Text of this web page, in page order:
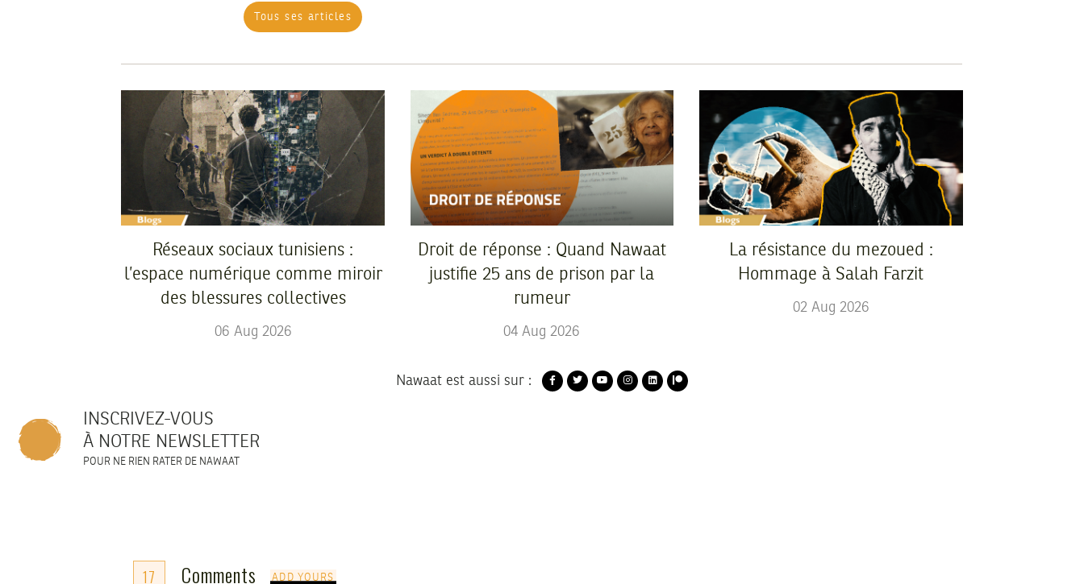
Tous ses articles
Réseaux sociaux tunisiens :
l’espace numérique comme miroir
des blessures collectives
06 Aug 2026
Droit de réponse : Quand Nawaat
justifie 25 ans de prison par la
rumeur
04 Aug 2026
La résistance du mezoued :
Hommage à Salah Farzit
02 Aug 2026
Nawaat est aussi sur :
INSCRIVEZ-VOUS
À NOTRE NEWSLETTER
POUR NE RIEN RATER DE NAWAAT
17 Comments ADD YOURS